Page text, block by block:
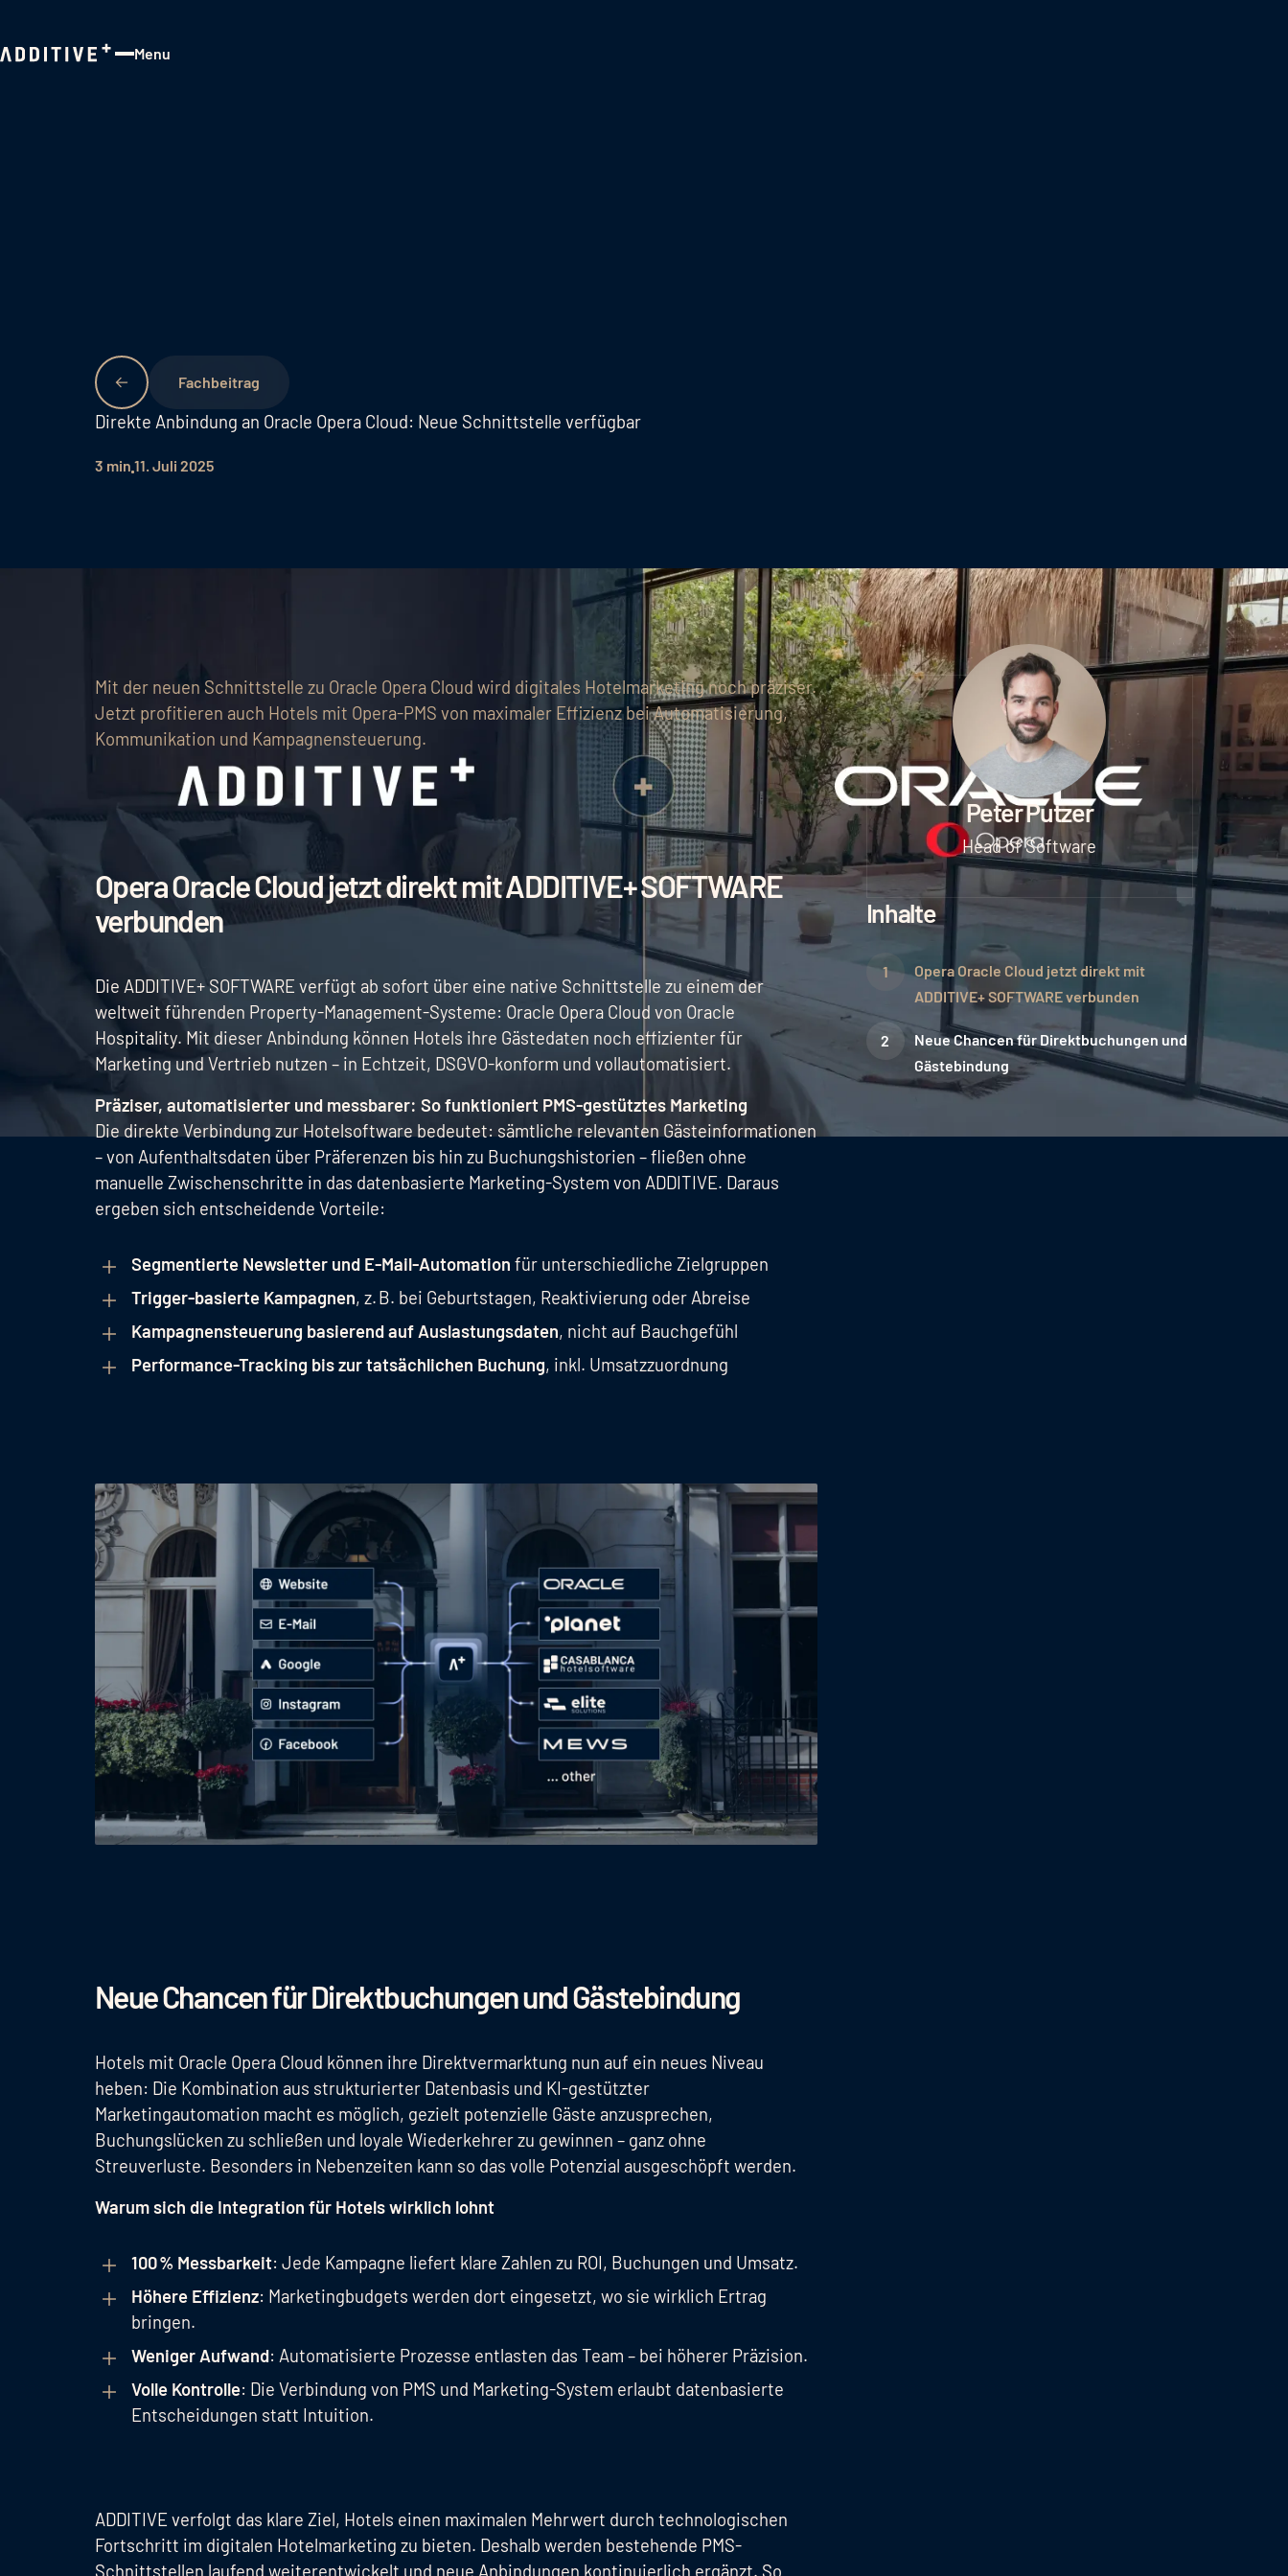
Menu
Fachbeitrag
Direkte Anbindung an Oracle Opera Cloud: Neue Schnittstelle verfügbar
3 min 11. Juli 2025
Mit der neuen Schnittstelle zu Oracle Opera Cloud wird digitales Hotelmarketing noch präziser.
Jetzt profitieren auch Hotels mit Opera-PMS von maximaler Effizienz bei Automatisierung,
Kommunikation und Kampagnensteuerung.
Opera Oracle Cloud jetzt direkt mit ADDITIVE+ SOFTWARE
verbunden
Die ADDITIVE+ SOFTWARE verfügt ab sofort über eine native Schnittstelle zu einem der
weltweit führenden Property-Management-Systeme: Oracle Opera Cloud von Oracle
Hospitality. Mit dieser Anbindung können Hotels ihre Gästedaten noch effizienter für
Marketing und Vertrieb nutzen – in Echtzeit, DSGVO-konform und vollautomatisiert.
Präziser, automatisierter und messbarer: So funktioniert PMS-gestütztes Marketing
Die direkte Verbindung zur Hotelsoftware bedeutet: sämtliche relevanten Gästeinformationen
– von Aufenthaltsdaten über Präferenzen bis hin zu Buchungshistorien – fließen ohne
manuelle Zwischenschritte in das datenbasierte Marketing-System von ADDITIVE. Daraus
ergeben sich entscheidende Vorteile:
Segmentierte Newsletter und E-Mail-Automation für unterschiedliche Zielgruppen
Trigger-basierte Kampagnen, z. B. bei Geburtstagen, Reaktivierung oder Abreise
Kampagnensteuerung basierend auf Auslastungsdaten, nicht auf Bauchgefühl
Performance-Tracking bis zur tatsächlichen Buchung, inkl. Umsatzzuordnung
Neue Chancen für Direktbuchungen und Gästebindung
Hotels mit Oracle Opera Cloud können ihre Direktvermarktung nun auf ein neues Niveau
heben: Die Kombination aus strukturierter Datenbasis und KI-gestützter
Marketingautomation macht es möglich, gezielt potenzielle Gäste anzusprechen,
Buchungslücken zu schließen und loyale Wiederkehrer zu gewinnen – ganz ohne
Streuverluste. Besonders in Nebenzeiten kann so das volle Potenzial ausgeschöpft werden.
Warum sich die Integration für Hotels wirklich lohnt
100 % Messbarkeit: Jede Kampagne liefert klare Zahlen zu ROI, Buchungen und Umsatz.
Höhere Effizienz: Marketingbudgets werden dort eingesetzt, wo sie wirklich Ertrag
bringen.
Weniger Aufwand: Automatisierte Prozesse entlasten das Team – bei höherer Präzision.
Volle Kontrolle: Die Verbindung von PMS und Marketing-System erlaubt datenbasierte
Entscheidungen statt Intuition.
ADDITIVE verfolgt das klare Ziel, Hotels einen maximalen Mehrwert durch technologischen
Fortschritt im digitalen Hotelmarketing zu bieten. Deshalb werden bestehende PMS-
Schnittstellen laufend weiterentwickelt und neue Anbindungen kontinuierlich ergänzt. So
Peter Putzer
Head of Software
Inhalte
Opera Oracle Cloud jetzt direkt mit
ADDITIVE+ SOFTWARE verbunden
Neue Chancen für Direktbuchungen und
Gästebindung‍